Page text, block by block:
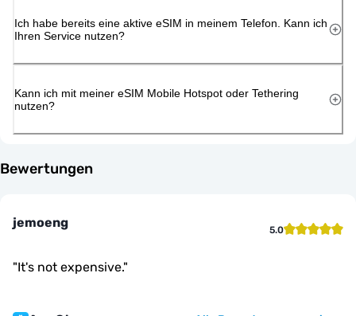
Ich habe bereits eine aktive eSIM in meinem Telefon. Kann ich
Ihren Service nutzen?
Kann ich mit meiner eSIM Mobile Hotspot oder Tethering
nutzen?
Bewertungen
jemoeng 5.0
"It's not expensive."